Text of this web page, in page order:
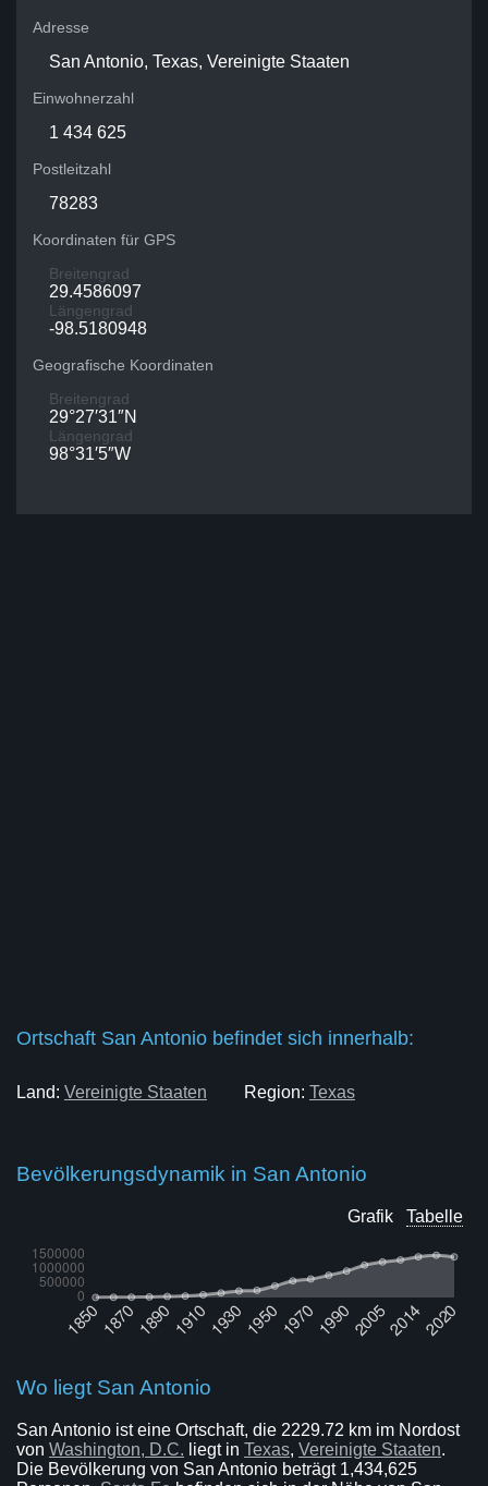
Adresse
San Antonio, Texas, Vereinigte Staaten
Einwohnerzahl
1 434 625
Postleitzahl
78283
Koordinaten für GPS
Breitengrad
29.4586097
Längengrad
-98.5180948
Geografische Koordinaten
Breitengrad
29°27′31″N
Längengrad
98°31′5″W
Ortschaft San Antonio befindet sich innerhalb:
Land: Vereinigte Staaten Region: Texas
Bevölkerungsdynamik in San Antonio
Grafik Tabelle
Wo liegt San Antonio
San Antonio ist eine Ortschaft, die 2229.72 km im Nordost
von Washington, D.C. liegt in Texas, Vereinigte Staaten.
Die Bevölkerung von San Antonio beträgt 1,434,625